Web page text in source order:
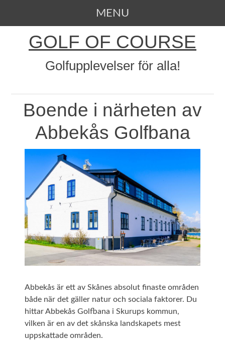
MENU
GOLF OF COURSE
Golfupplevelser för alla!
Boende i närheten av
Abbekås Golfbana
Abbekås är ett av Skånes absolut finaste områden
både när det gäller natur och sociala faktorer. Du
hittar Abbekås Golfbana i Skurups kommun,
vilken är en av det skånska landskapets mest
uppskattade områden.